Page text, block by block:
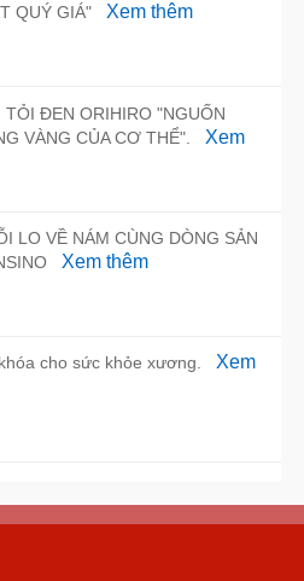
QUÝ GIÁ"
Xem thêm
TỎI ĐEN ORIHIRO "NGUỐN
VÀNG CỦA CƠ THỂ".
Xem
LO VỀ NÁM CÙNG DÒNG SẢN
Xem thêm
cho sức khỏe xương.
Xem